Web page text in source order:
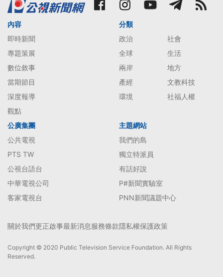
內容
即時新聞
專題策展
數位敘事
當期節目
深度報導
觀點
分類
政治
社會
全球
生活
兩岸
地方
產經
文教科技
環境
社福人權
公廣集團
公共電視
PTS TW
公視台語台
中華電視公司
客家電視台
主題網站
我們的島
獨立特派員
有話好說
P#新聞實驗室
PNN新聞議題中心
關於我們更正啟事最新消息服務條款隱私權保護政策
Copyright © 2020 Public Television Service Foundation. All Rights
Reserved.